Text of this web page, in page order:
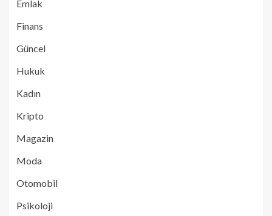
Emlak
Finans
Güncel
Hukuk
Kadın
Kripto
Magazin
Moda
Otomobil
Psikoloji